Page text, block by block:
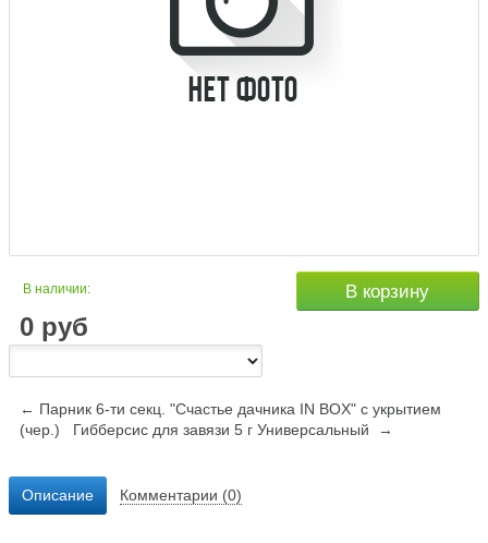
В наличии:
0 руб
В корзину
← Парник 6-ти секц. "Счастье дачника IN BOX" c укрытием
(чер.)
Гибберсис для завязи 5 г Универсальный →
Описание Комментарии (0)